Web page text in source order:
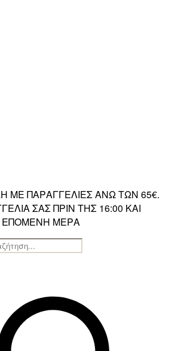
ΜΕ ΠΑΡΑΓΓΕΛΙΕΣ ΑΝΩ ΤΩΝ 65€.
ΣΑΣ ΠΡΙΝ ΤΗΣ 16:00 ΚΑΙ
ΕΠΟΜΕΝΗ ΜΕΡΑ